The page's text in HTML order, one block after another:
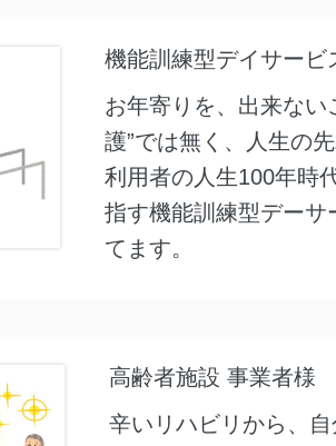
機能訓練型デイサー
お年寄りを、出来ない
護”では無く、人生の
利用者の人生100年時
指す機能訓練型デーサ
てます。
高齢者施設 事業者様
辛いリハビリから、自